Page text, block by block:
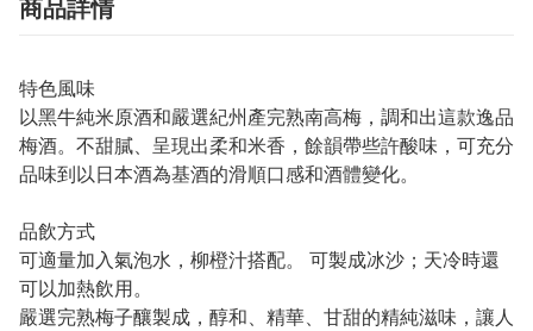
商品詳情
特色風味
以黑牛純米原酒和嚴選紀州產完熟南高梅，調和出這款逸品
梅酒。不甜膩、呈現出柔和米香，餘韻帶些許酸味，可充分
品味到以日本酒為基酒的滑順口感和酒體變化。
品飲方式
可適量加入氣泡水，柳橙汁搭配。 可製成冰沙；天冷時還
可以加熱飲用。
嚴選完熟梅子釀製成，醇和、精華、甘甜的精純滋味，讓人